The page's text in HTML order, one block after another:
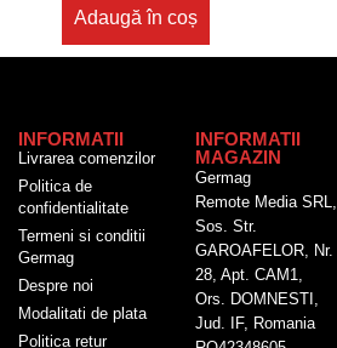
Adaugă în coș
INFORMATII
Livrarea comenzilor
Politica de
confidentialitate
Termeni si conditii
Germag
Despre noi
Modalitati de plata
Politica retur
INFORMATII
MAGAZIN
Germag
Remote Media SRL,
Sos. Str.
GAROAFELOR, Nr.
28, Apt. CAM1,
Ors. DOMNESTI,
Jud. IF, Romania